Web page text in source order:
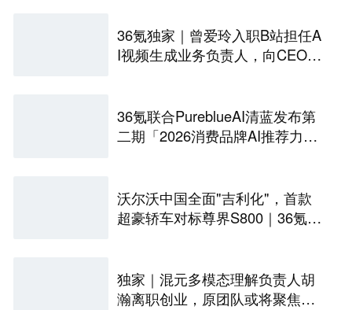
36氪独家｜曾爱玲入职B站担任A
I视频生成业务负责人，向CEO陈
36氪联合PureblueAI清蓝发布第
二期「2026消费品牌AI推荐力名
沃尔沃中国全面"吉利化"，首款
超豪轿车对标尊界S800｜36氪独
独家｜混元多模态理解负责人胡
瀚离职创业，原团队或将聚焦世